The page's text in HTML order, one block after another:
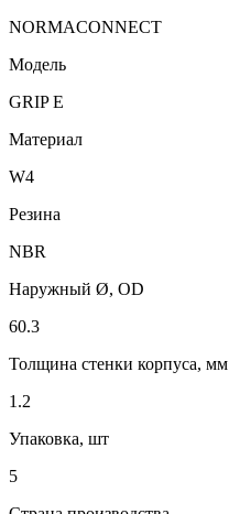
NORMACONNECT
Модель
GRIP E
Материал
W4
Резина
NBR
Наружный Ø, OD
60.3
Толщина стенки корпуса, мм
1.2
Упаковка, шт
5